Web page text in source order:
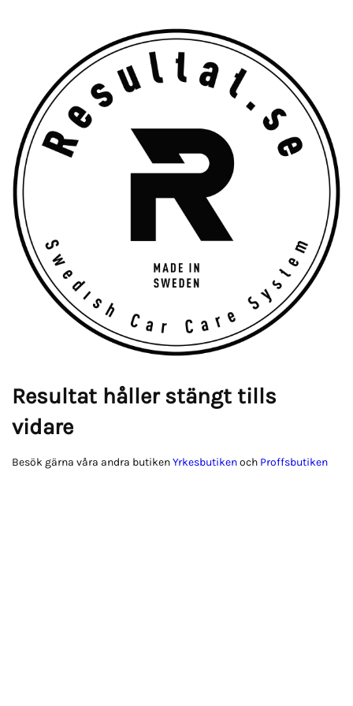
Resultat håller stängt tills
vidare
Besök gärna våra andra butikenYrkesbutikenoch Proffsbutiken